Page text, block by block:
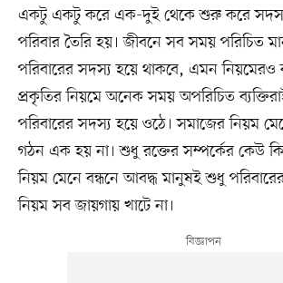
একটু একটু করে এক-দুই থেকে শুরু করে সদস্য
পরিবার তৈরি হয়। জীবনে সব সময় পরিচিত
পরিবারের সদস্য হয়ে থাকবে, এমন নিয়মেরও
প্রকৃতির নিয়মে অনেক সময় অপরিচিত
পরিবারের সদস্য হয়ে ওঠে। সমাজের নিয়ম
গঠন এক হয় না। শুধু রক্তের সম্পর্কের কেউ
নিয়ম মেনে বন্ধনে আবদ্ধ মানুষই শুধু
নিয়ম সব জায়গায় খাটে না।